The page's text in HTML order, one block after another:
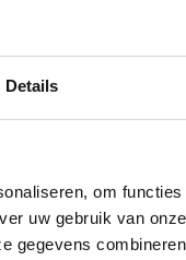
Details
om
uw gebruik van
gegevens
Can Do
met de
praktische
helpt om
Meld je aan